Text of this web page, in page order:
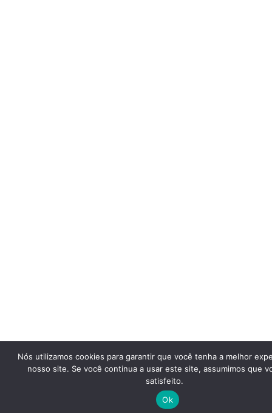
Quer receber um diagnóstico
gratuito da sua empresa? Me
chama aqui!
Nós utilizamos cookies para garantir que você tenha a melhor
nosso site. Se você continua a usar este site, assumimos que
satisfeito.
Ok